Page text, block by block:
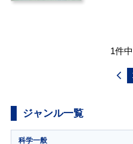
1件
ジャンル一覧
科学一般